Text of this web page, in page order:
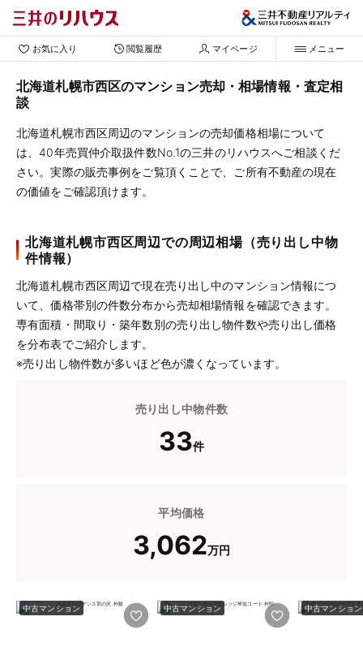
お気に入り 閲覧履歴 マイページ メニュー
北海道札幌市西区のマンション売却・相場情報・査定相
談
北海道札幌市西区周辺のマンションの売却価格相場について
は、40年売買仲介取扱件数No.1の三井のリハウスへご相談くだ
さい。実際の販売事例をご覧頂くことで、ご所有不動産の現在
の価値をご確認頂けます。
北海道札幌市西区周辺での周辺相場（売り出し中物
件情報）
北海道札幌市西区周辺で現在売り出し中のマンション情報につ
いて、価格帯別の件数分布から売却相場情報を確認できます。
専有面積・間取り・築年数別の売り出し物件数や売り出し価格
を分布表でご紹介します。
※売り出し物件数が多いほど色が濃くなっています。
売り出し中物件数
33件
平均価格
3,062万円
中古マンション 中古マンション 中古マンション